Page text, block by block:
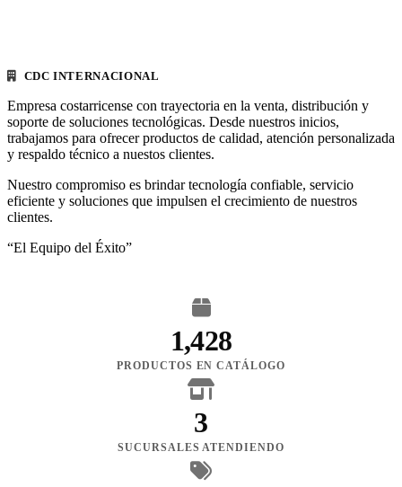
CDC INTERNACIONAL
Empresa costarricense con trayectoria en la venta, distribución y
soporte de soluciones tecnológicas. Desde nuestros inicios,
trabajamos para ofrecer productos de calidad, atención personalizada
y respaldo técnico a nuestos clientes.
Nuestro compromiso es brindar tecnología confiable, servicio
eficiente y soluciones que impulsen el crecimiento de nuestros
clientes.
“El Equipo del Éxito”
1,428
PRODUCTOS EN CATÁLOGO
3
SUCURSALES ATENDIENDO